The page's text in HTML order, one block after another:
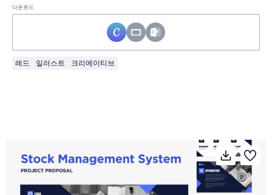
다운로드
레드 일러스트 크리에이티브